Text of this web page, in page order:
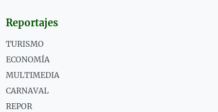
Reportajes
TURISMO
ECONOMÍA
MULTIMEDIA
CARNAVAL
REPOR